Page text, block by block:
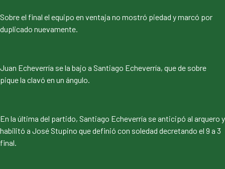
Sobre el final el equipo en ventaja no mostró piedad y marcó por
duplicado nuevamente.
Juan Echeverría se la bajo a Santiago Echeverría, que de sobre
pique la clavó en un ángulo.
En la última del partido, Santiago Echeverría se anticipó al arquero y
habilitó a José Stupino que definió con soledad decretando el 9 a 3
final.